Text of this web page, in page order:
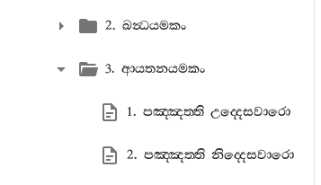
2. ඛන්‍ධයමකං
3. ආයතනයමකං
1. පඤ‍්ඤත‍්ති උද‍්දෙසවාරො
2. පඤ‍්ඤත‍්ති නිද‍්දෙසවාරො